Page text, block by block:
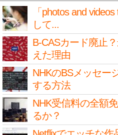
「photos and
して...
B-CASカード廃止
えた理由
NHKのBSメッセー
する方法
NHK受信料の全額
るか？